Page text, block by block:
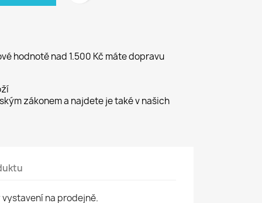
hodnotě nad 1.500 Kč máte dopravu
zákonem a najdete je také v našich
na prodejně.